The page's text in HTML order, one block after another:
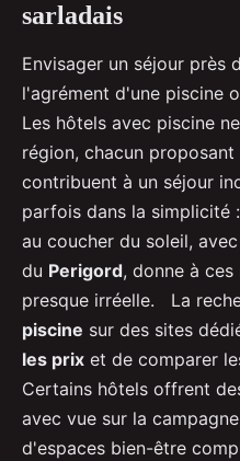
sarladais
Envisager un séjour près
l'agrément d'une piscine
Les hôtels avec piscine
région, chacun
contribuent à un séjour
parfois dans la simplicité
au coucher du soleil,
du Perigord, donne à
presque irréelle. La
piscine sur des sites
les prix et de comparer
Certains hôtels offrent
avec vue sur la
d'espaces bien-être